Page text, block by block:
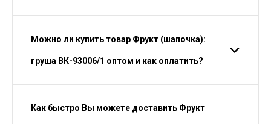
Можно ли купить товар Фрукт (шапочка):
груша ВК-93006/1 оптом и как оплатить?
Как быстро Вы можете доставить Фрукт